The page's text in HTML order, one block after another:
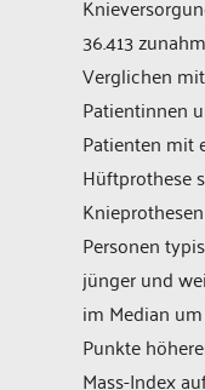
36.413
Verglichen mit
Patientinnen
Patienten mit
Hüftprothese
Personen
jünger und
im Median
Punkte
Mass-Index